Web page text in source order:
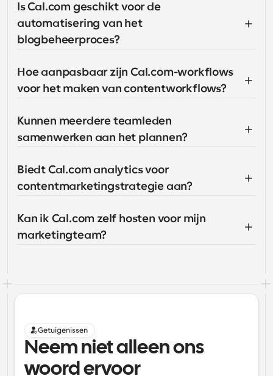
Is Cal.com geschikt voor de
automatisering van het
blogbeheerproces?
Hoe aanpasbaar zijn Cal.com-workflows
voor het maken van contentworkflows?
Kunnen meerdere teamleden
samenwerken aan het plannen?
Biedt Cal.com analytics voor
contentmarketingstrategie aan?
Kan ik Cal.com zelf hosten voor mijn
marketingteam?
Getuigenissen
Neem niet alleen ons
woord ervoor